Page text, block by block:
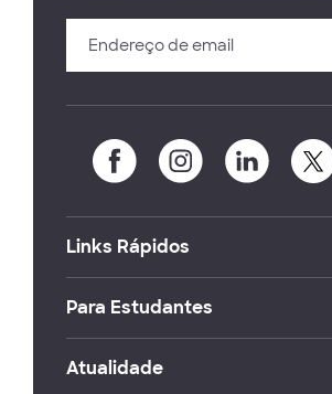
Links Rápidos
Para Estudantes
Atualidade